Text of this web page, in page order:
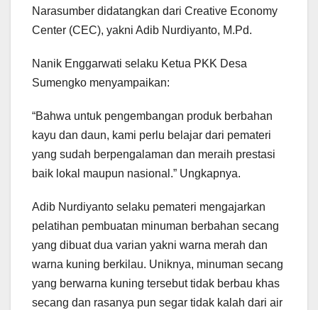
Narasumber didatangkan dari Creative Economy
Center (CEC), yakni Adib Nurdiyanto, M.Pd.
Nanik Enggarwati selaku Ketua PKK Desa
Sumengko menyampaikan:
“Bahwa untuk pengembangan produk berbahan
kayu dan daun, kami perlu belajar dari pemateri
yang sudah berpengalaman dan meraih prestasi
baik lokal maupun nasional.” Ungkapnya.
Adib Nurdiyanto selaku pemateri mengajarkan
pelatihan pembuatan minuman berbahan secang
yang dibuat dua varian yakni warna merah dan
warna kuning berkilau. Uniknya, minuman secang
yang berwarna kuning tersebut tidak berbau khas
secang dan rasanya pun segar tidak kalah dari air